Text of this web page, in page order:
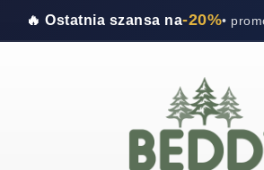
🔥 Ostatnia szansa na-20%•